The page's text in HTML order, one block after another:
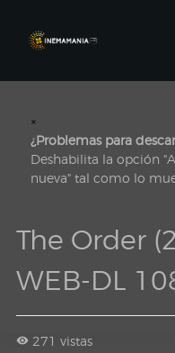
×
¿Problemas para
Deshabilita la opción
nueva" tal como lo
The Order
WEB-DL
271 vistas